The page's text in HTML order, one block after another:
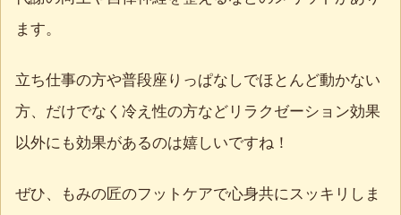
ます。
立ち仕事の方や普段座りっぱなしでほとんど動かない
方、だけでなく冷え性の方などリラクゼーション効果
以外にも効果があるのは嬉しいですね！
ぜひ、もみの匠のフットケアで心身共にスッキリしま